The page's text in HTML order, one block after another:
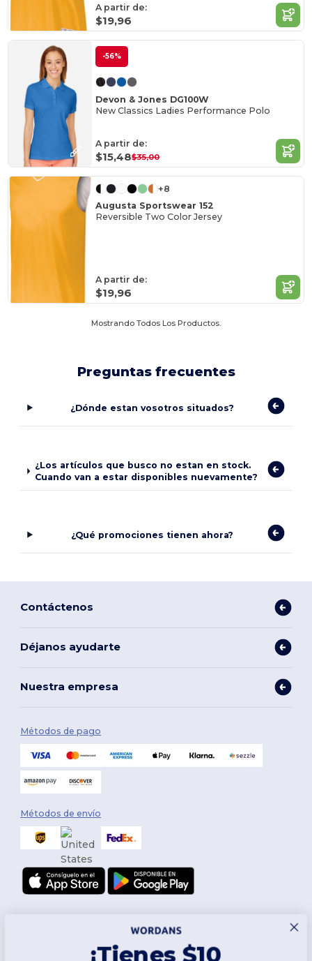
A partir de:
$19,96
-56%
Devon & Jones DG100W
New Classics Ladies Performance Polo
A partir de:
$15,48$35,00
+8
Augusta Sportswear 152
Reversible Two Color Jersey
A partir de:
$19,96
Mostrando Todos Los Productos.
Preguntas frecuentes
¿Dónde estan vosotros situados?
¿Los artículos que busco no estan en stock.
Cuando van a estar disponibles nuevamente?
¿Qué promociones tienen ahora?
Contáctenos
Déjanos ayudarte
Nuestra empresa
Métodos de pago
Métodos de envío
¡Tienes $10